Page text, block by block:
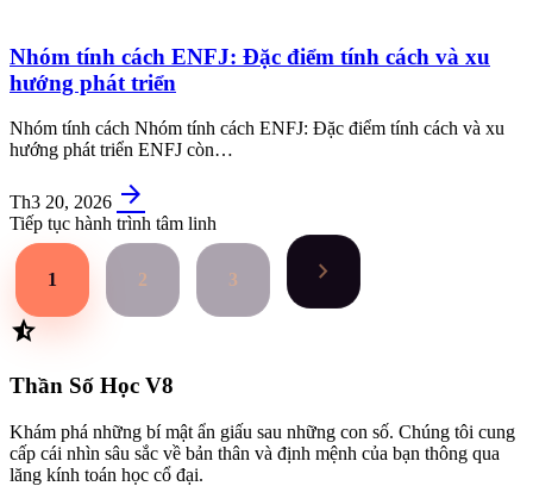
Nhóm tính cách ENFJ: Đặc điểm tính cách và xu
hướng phát triển
Nhóm tính cách Nhóm tính cách ENFJ: Đặc điểm tính cách và xu
hướng phát triển ENFJ còn…
Th3 20, 2026 arrow_forward
Tiếp tục hành trình tâm linh
1 2 3
chevron_right
star_half
Thần Số Học V8
Khám phá những bí mật ẩn giấu sau những con số. Chúng tôi cung
cấp cái nhìn sâu sắc về bản thân và định mệnh của bạn thông qua
lăng kính toán học cổ đại.